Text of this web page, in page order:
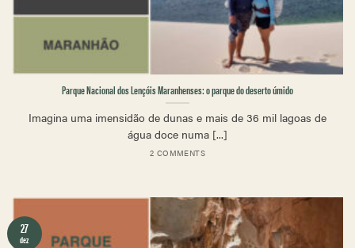
Parque Nacional dos Lençóis Maranhenses: o parque do deserto úmido
Imagina uma imensidão de dunas e mais de 36 mil lagoas de
água doce numa [...]
2 COMMENTS
27
dez